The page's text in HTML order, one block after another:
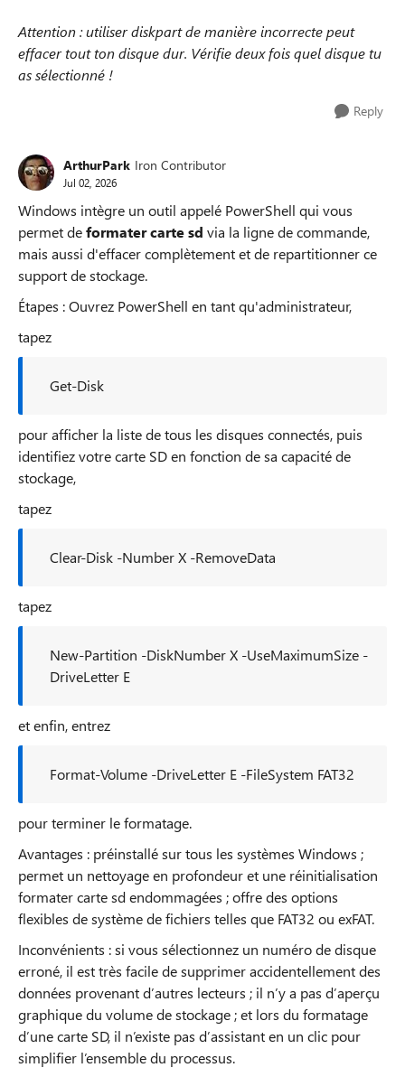
Attention : utiliser diskpart de manière incorrecte peut
effacer tout ton disque dur. Vérifie deux fois quel disque tu
as sélectionné !
Reply
ArthurPark Iron Contributor
Jul 02, 2026
Windows intègre un outil appelé PowerShell qui vous
permet deformater carte sd via la ligne de commande,
mais aussi d'effacer complètement et de repartitionner ce
support de stockage.
Étapes : Ouvrez PowerShell en tant qu'administrateur,
tapez
Get-Disk
pour afficher la liste de tous les disques connectés, puis
identifiez votre carte SD en fonction de sa capacité de
stockage,
tapez
Clear-Disk -Number X -RemoveData
tapez
New-Partition -DiskNumber X -UseMaximumSize -
DriveLetter E
et enfin, entrez
Format-Volume -DriveLetter E -FileSystem FAT32
pour terminer le formatage.
Avantages : préinstallé sur tous les systèmes Windows ;
permet un nettoyage en profondeur et une réinitialisation
formater carte sd endommagées ; offre des options
flexibles de système de fichiers telles que FAT32 ou exFAT.
Inconvénients : si vous sélectionnez un numéro de disque
erroné, il est très facile de supprimer accidentellement des
données provenant d’autres lecteurs ; il n’y a pas d’aperçu
graphique du volume de stockage ; et lors du formatage
d’une carte SD, il n’existe pas d’assistant en un clic pour
simplifier l’ensemble du processus.